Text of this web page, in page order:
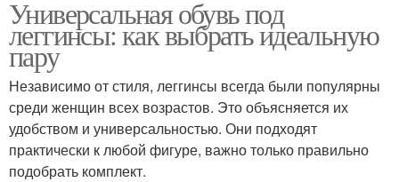
Универсальная обувь под
леггинсы: как выбрать идеальную
пару
Независимо от стиля, леггинсы всегда были популярны
среди женщин всех возрастов. Это объясняется их
удобством и универсальностью. Они подходят
практически к любой фигуре, важно только правильно
подобрать комплект.